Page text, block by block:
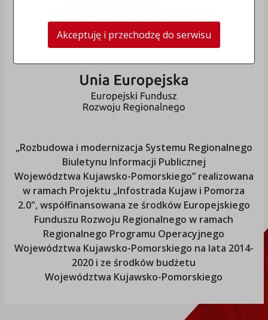
„Rozbudowa i modernizacja Systemu Regionalnego
Biuletynu Informacji Publicznej
Województwa Kujawsko-Pomorskiego” realizowana
w ramach Projektu „Infostrada Kujaw i Pomorza
2.0", współfinansowana ze środków Europejskiego
Funduszu Rozwoju Regionalnego w ramach
Regionalnego Programu Operacyjnego
Województwa Kujawsko-Pomorskiego na lata 2014-
2020 i ze środków budżetu
Województwa Kujawsko-Pomorskiego
Akceptuję i przechodzę do serwisu